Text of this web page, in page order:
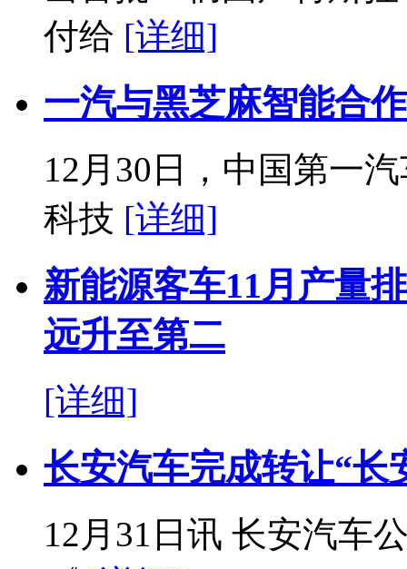
付给 [详细]
一汽与黑芝麻智能合
12月30日，中国第一
科技 [详细]
新能源客车11月产量
远升至第二
[详细]
长安汽车完成转让“长
12月31日讯 长安汽车